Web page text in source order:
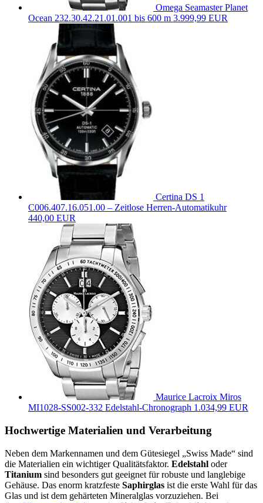
Omega Seamaster Planet
Ocean 232.30.42.21.01.001 bis 600 m 3.999,99 EUR
Certina DS 1
C006.407.16.051.00 – Zeitlose Herren-Automatikuhr
440,00 EUR
Maurice Lacroix Miros
MI1028-SS002-332 Edelstahl-Chronograph 1.034,99 EUR
Hochwertige Materialien und Verarbeitung
Neben dem Markennamen und dem Gütesiegel „Swiss Made“ sind
die Materialien ein wichtiger Qualitätsfaktor. Edelstahl oder
Titanium sind besonders gut geeignet für robuste und langlebige
Gehäuse. Das enorm kratzfeste Saphirglas ist die erste Wahl für das
Glas und ist dem gehärteten Mineralglas vorzuziehen. Bei